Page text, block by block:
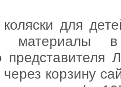
коляски для
материалы
представителя
через корзину